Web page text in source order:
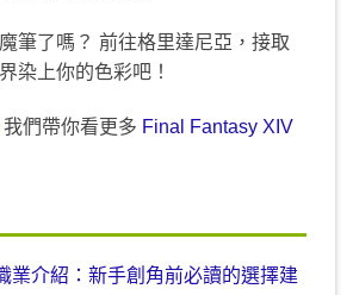
筆了嗎？ 前往格里達尼亞，接取
染上你的色彩吧！
我們帶你看更多 Final Fantasy XIV
業介紹：新手創角前必讀的選擇建